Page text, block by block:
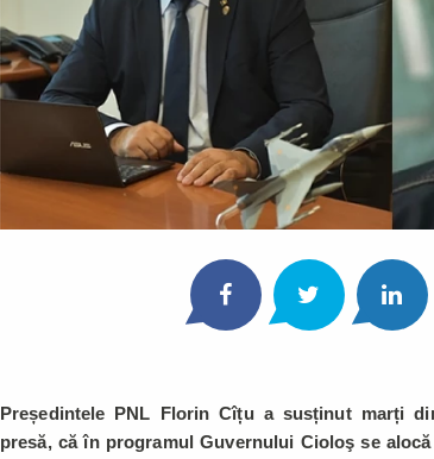
Președintele PNL Florin Cîțu a susținut marți
presă, că în programul Guvernului Cioloş se